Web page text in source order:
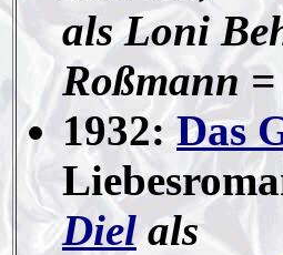
als Loni
Roßmann
1932:Das
Dielals